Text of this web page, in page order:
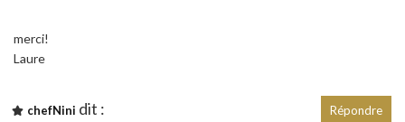
merci!
Laure
chefNini dit : Répondre